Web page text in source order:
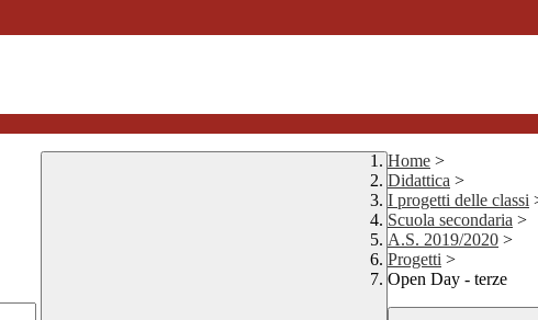
Home >
Didattica >
I progetti delle classi
Scuola secondaria >
A.S. 2019/2020 >
Progetti >
Open Day - terze